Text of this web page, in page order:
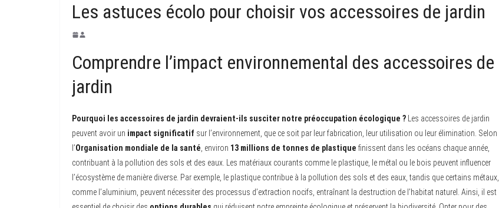
Les astuces écolo pour choisir vos accessoires de jardin
Comprendre l’impact environnemental des accessoires de
jardin
Pourquoi les accessoires de jardin devraient-ils susciter notre préoccupation écologique ? Les accessoires de jardin
peuvent avoir un impact significatif sur l’environnement, que ce soit par leur fabrication, leur utilisation ou leur élimination. Selon
l’Organisation mondiale de la santé, environ 13 millions de tonnes de plastique finissent dans les océans chaque année,
contribuant à la pollution des sols et des eaux. Les matériaux courants comme le plastique, le métal ou le bois peuvent influencer
l’écosystème de manière diverse. Par exemple, le plastique contribue à la pollution des sols et des eaux, tandis que certains métaux,
comme l’aluminium, peuvent nécessiter des processus d’extraction nocifs, entraînant la destruction de l’habitat naturel. Ainsi, il est